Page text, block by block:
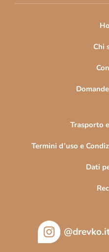
Chi
Trasporto
Termini d’uso e
Dati